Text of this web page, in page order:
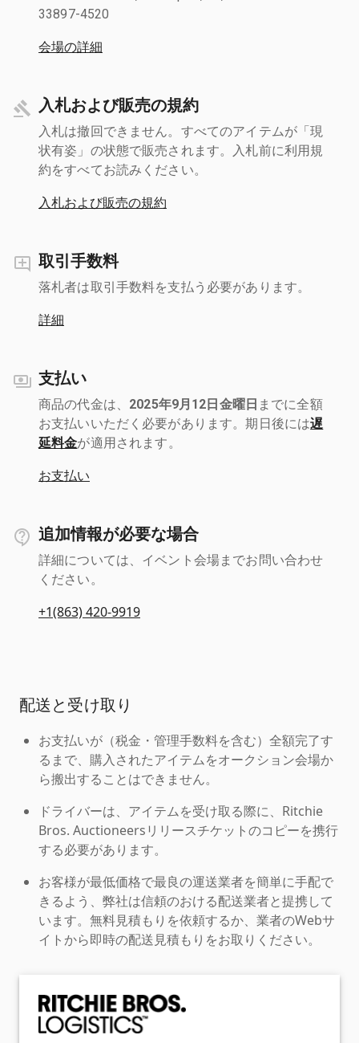
33897-4520
会場の詳細
入札および販売の規約
入札は撤回できません。すべてのアイテムが「現
状有姿」の状態で販売されます。入札前に利用規
約をすべてお読みください。
入札および販売の規約
取引手数料
落札者は取引手数料を支払う必要があります。
詳細
支払い
商品の代金は、 2025年9月12日金曜日 までに全額
お支払いいただく必要があります。期日後には遅
延料金が適用されます。
お支払い
追加情報が必要な場合
詳細については、イベント会場までお問い合わせ
ください。
+1(863) 420-9919
配送と受け取り
お支払いが（税金・管理手数料を含む）全額完了す
るまで、購入されたアイテムをオークション会場か
ら搬出することはできません。
ドライバーは、アイテムを受け取る際に、Ritchie
Bros. Auctioneersリリースチケットのコピーを携行
する必要があります。
お客様が最低価格で最良の運送業者を簡単に手配で
きるよう、弊社は信頼のおける配送業者と提携して
います。無料見積もりを依頼するか、業者のWebサ
イトから即時の配送見積もりをお取りください。